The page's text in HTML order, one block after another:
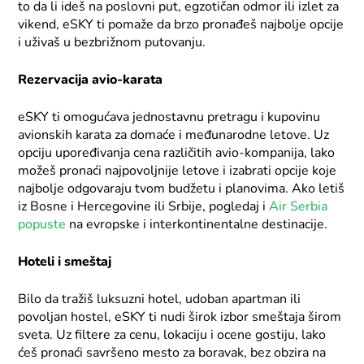
to da li ideš na poslovni put, egzotičan odmor ili izlet za
vikend, eSKY ti pomaže da brzo pronađeš najbolje opcije
i uživaš u bezbrižnom putovanju.
Rezervacija avio-karata
eSKY ti omogućava jednostavnu pretragu i kupovinu
avionskih karata za domaće i međunarodne letove. Uz
opciju upoređivanja cena različitih avio-kompanija, lako
možeš pronaći najpovoljnije letove i izabrati opcije koje
najbolje odgovaraju tvom budžetu i planovima. Ako letiš
iz Bosne i Hercegovine ili Srbije, pogledaj iAir Serbia
popuste na evropske i interkontinentalne destinacije.
Hoteli i smeštaj
Bilo da tražiš luksuzni hotel, udoban apartman ili
povoljan hostel, eSKY ti nudi širok izbor smeštaja širom
sveta. Uz filtere za cenu, lokaciju i ocene gostiju, lako
ćeš pronaći savršeno mesto za boravak, bez obzira na